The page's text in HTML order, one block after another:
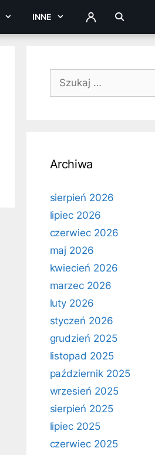
INNE ZALOGUJ
Szukaj:
Archiwa
sierpień 2026
lipiec 2026
czerwiec 2026
maj 2026
kwiecień 2026
marzec 2026
luty 2026
styczeń 2026
grudzień 2025
listopad 2025
październik 2025
wrzesień 2025
sierpień 2025
lipiec 2025
czerwiec 2025